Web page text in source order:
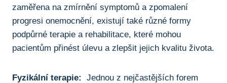
⁢zaměřena ​na zmírnění symptomů a zpomalení
progresi onemocnění,⁣ existují také ​různé formy
podpůrné terapie a rehabilitace, které mohou
pacientům přinést úlevu ‍a‌ zlepšit jejich⁣ kvalitu‍ života.
Fyzikální terapie:
⁤ Jednou z nejčastějších forem